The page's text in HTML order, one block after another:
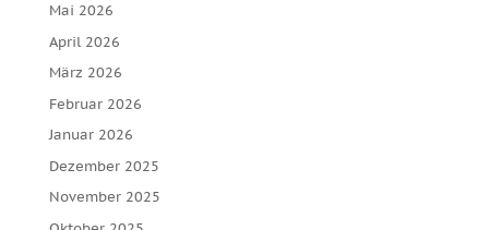
Mai 2026
April 2026
März 2026
Februar 2026
Januar 2026
Dezember 2025
November 2025